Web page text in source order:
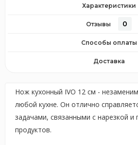
Характеристики
Отзывы 0
Способы оплаты
Доставка
Нож кухонный IVO 12 см -
любой кухне. Он отлично
задачами, связанными с нарезкой
продуктов.